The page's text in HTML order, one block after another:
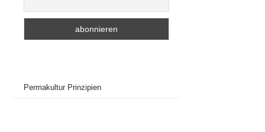
Permakultur Prinzipien